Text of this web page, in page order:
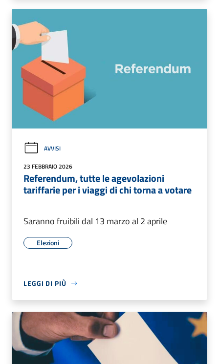
AVVISI
23 FEBBRAIO 2026
Referendum, tutte le agevolazioni
tariffarie per i viaggi di chi torna a votare
Saranno fruibili dal 13 marzo al 2 aprile
Elezioni
LEGGI DI PIÙ